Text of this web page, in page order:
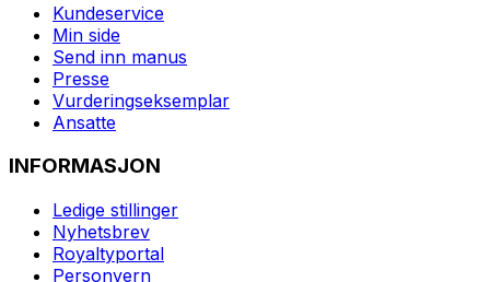
Kundeservice
Min side
Send inn manus
Presse
Vurderingseksemplar
Ansatte
INFORMASJON
Ledige stillinger
Nyhetsbrev
Royaltyportal
Personvern